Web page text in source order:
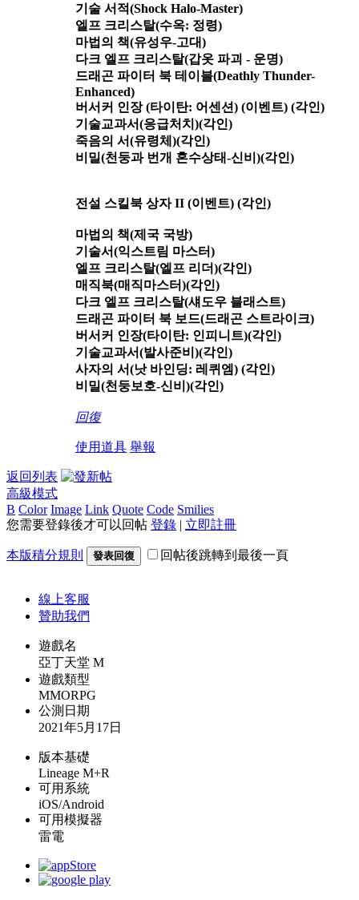
기술 서적(Shock Halo-Master)
엘프 크리스탈(수옥: 정령)
마법의 책(유성우-고대)
다크 엘프 크리스탈(갑옷 파괴 - 운명)
드래곤 파이터 북 테이블(Deathly Thunder-
Enhanced)
버서커 인장 (타이탄: 어센션) (이벤트) (각인)
기술교과서(응급처치)(각인)
죽음의 서(유령체)(각인)
비밀(천둥과 번개 혼수상태-신비)(각인)
전설 스킬북 상자 II (이벤트) (각인)
마법의 책(제국 국방)
기술서(익스트림 마스터)
엘프 크리스탈(엘프 리더)(각인)
매직북(매직마스터)(각인)
다크 엘프 크리스탈(섀도우 블래스트)
드래곤 파이터 북 보드(드래곤 스트라이크)
버서커 인장(타이탄: 인피니트)(각인)
기술교과서(발사준비)(각인)
사자의 서(낫 바인딩: 레퀴엠) (각인)
비밀(천둥보호-신비)(각인)
回復
使用道具 舉報
返回列表
高級模式
B Color Image Link Quote Code Smilies
您需要登錄後才可以回帖 登錄 | 立即註冊
本版積分規則 發表回復 回帖後跳轉到最後一頁
線上客服
贊助我們
遊戲名
亞丁天堂 M
遊戲類型
MMORPG
公測日期
2021年5月17日
版本基礎
Lineage M+R
可用系統
iOS/Android
可用模擬器
雷電